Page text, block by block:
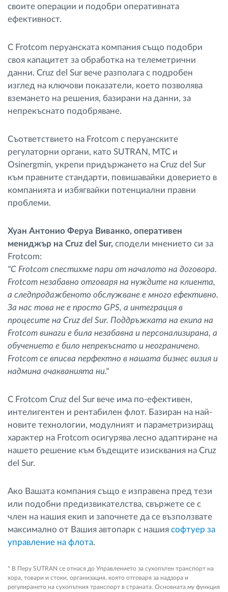
своите операции и подобри оперативната
ефективност.
С Frotcom перуанската компания също подобри
своя капацитет за обработка на телеметрични
данни. Cruz del Sur вече разполага с подробен
изглед на ключови показатели, което позволява
вземането на решения, базирани на данни, за
непрекъснато подобряване.
Съответствието на Frotcom с перуанските
регулаторни органи, като SUTRAN, MTC и
Osinergmin, укрепи придържането на Cruz del Sur
към правните стандарти, повишавайки доверието в
компанията и избягвайки потенциални правни
проблеми.
Хуан Антонио Феруа Виванко, оперативен
мениджър на Cruz del Sur, сподели мнението си за
Frotcom:
"С Frotcom спестихме пари от началото на договора.
Frotcom незабавно отговаря на нуждите на клиента,
а следпродажбеното обслужване е много ефективно.
За нас това не е просто GPS, а интеграция в
процесите на Cruz del Sur. Поддръжката на екипа на
Frotcom винаги е била незабавна и персонализирана, а
обучението е било непрекъснато и неограничено.
Frotcom се вписва перфектно в нашата бизнес визия и
надмина очакванията ни."
С Frotcom Cruz del Sur вече има по-ефективен,
интелигентен и рентабилен флот. Базиран на най-
новите технологии, модулният и параметризиращ
характер на Frotcom осигурява лесно адаптиране на
нашето решение към бъдещите изисквания на Cruz
del Sur.
Ако Вашата компания също е изправена пред тези
или подобни предизвикателства, свържете се с
член на нашия екип и започнете да се възползвате
максимално от Вашия автопарк с нашия софтуер за
управление на флота.
* В Перу SUTRAN се отнася до Управлението за сухопътен транспорт на
хора, товари и стоки, организация, която отговаря за надзора и
регулирането на сухопътния транспорт в страната. Основната му функция